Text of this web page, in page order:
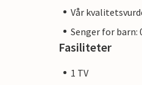
Vår
Senger for barn:
Fasiliteter
1 TV